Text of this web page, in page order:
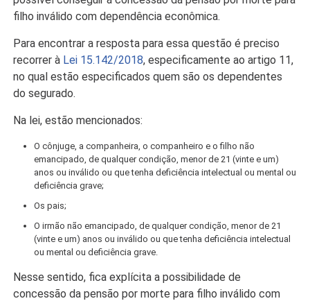
filho inválido com dependência econômica.
Para encontrar a resposta para essa questão é preciso
recorrer à Lei 15.142/2018, especificamente ao artigo 11,
no qual estão especificados quem são os dependentes
do segurado.
Na lei, estão mencionados:
O cônjuge, a companheira, o companheiro e o filho não
emancipado, de qualquer condição, menor de 21 (vinte e um)
anos ou inválido ou que tenha deficiência intelectual ou mental ou
deficiência grave;
Os pais;
O irmão não emancipado, de qualquer condição, menor de 21
(vinte e um) anos ou inválido ou que tenha deficiência intelectual
ou mental ou deficiência grave.
Nesse sentido, fica explícita a possibilidade de
concessão da pensão por morte para filho inválido com